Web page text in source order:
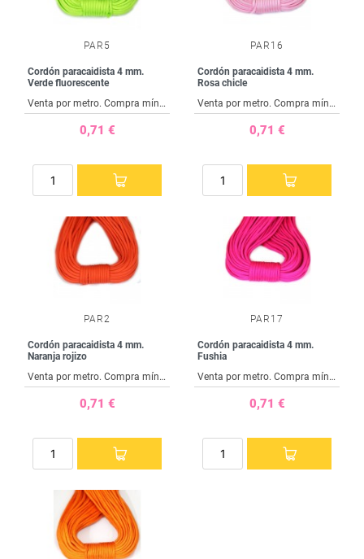
PAR5
Cordón paracaidista 4 mm.
Verde fluorescente
Venta por metro. Compra mínima 1 metro
0,71 €
PAR16
Cordón paracaidista 4 mm.
Rosa chicle
Venta por metro. Compra mínima 1 metro
0,71 €
PAR2
Cordón paracaidista 4 mm.
Naranja rojizo
Venta por metro. Compra mínima 1 metro
0,71 €
PAR17
Cordón paracaidista 4 mm.
Fushia
Venta por metro. Compra mínima 1 metro
0,71 €